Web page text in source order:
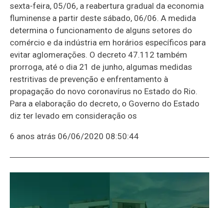
sexta-feira, 05/06, a reabertura gradual da economia
fluminense a partir deste sábado, 06/06. A medida
determina o funcionamento de alguns setores do
comércio e da indústria em horários específicos para
evitar aglomerações. O decreto 47.112 também
prorroga, até o dia 21 de junho, algumas medidas
restritivas de prevenção e enfrentamento à
propagação do novo coronavírus no Estado do Rio.
Para a elaboração do decreto, o Governo do Estado
diz ter levado em consideração os
6 anos atrás 06/06/2020 08:50:44